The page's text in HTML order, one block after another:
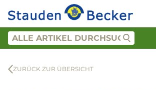
ZURÜCK ZUR ÜBERSICHT